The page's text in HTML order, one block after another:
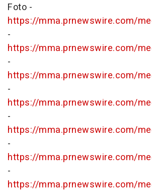
Foto -
https://mma.prnewswire.com/
-
https://mma.prnewswire.com/
-
https://mma.prnewswire.com/
-
https://mma.prnewswire.com/
-
https://mma.prnewswire.com/
-
https://mma.prnewswire.com/
-
https://mma.prnewswire.com/